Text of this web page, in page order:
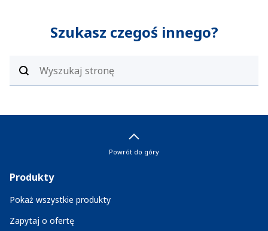
Szukasz czegoś innego?
Powrót do góry
Produkty
Pokaż wszystkie produkty
Zapytaj o ofertę